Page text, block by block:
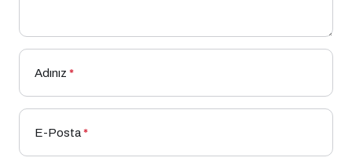
Adınız *
E-Posta*